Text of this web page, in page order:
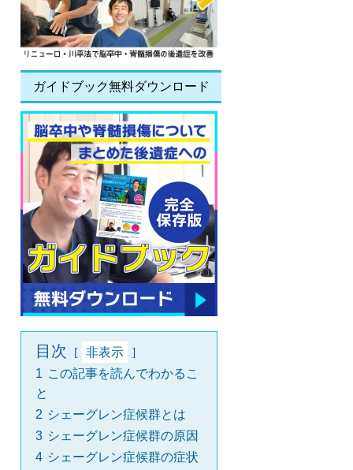
ガイドブック無料ダウンロード
目次
非表示
1 この記事を読んでわかるこ
と
2 シェーグレン症候群とは
3 シェーグレン症候群の原因
4 シェーグレン症候群の症状